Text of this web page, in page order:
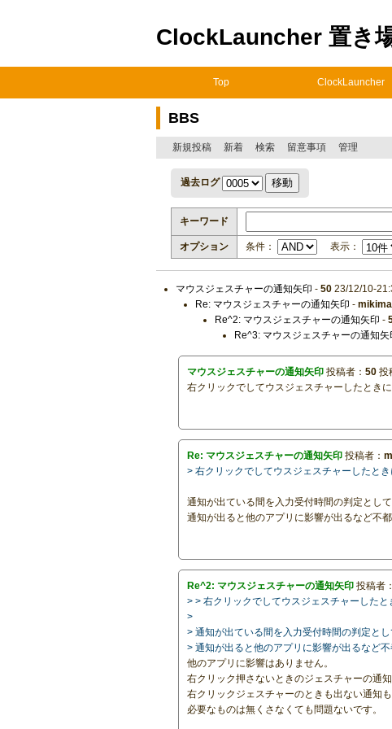
ClockLauncher 置き
Top ClockLauncher
BBS
新規投稿 新着 検索 留意事項 管理
過去ログ
キーワード
オプション 条件： 表示：
マウスジェスチャーの通知矢印 - 50 23/12/10-
Re: マウスジェスチャーの通知矢印 -
Re^2: マウスジェスチャーの通知矢印 -
Re^3: マウスジェスチャーの通知矢
マウスジェスチャーの通知矢印 投稿者：50 投
右クリックでしてウスジェスチャーしたとき
Re: マウスジェスチャーの通知矢印 投稿者：
> 右クリックでしてウスジェスチャーしたと
通知が出ている間を入力受付時間の判定とし
通知が出ると他のアプリに影響が出るなど不
Re^2: マウスジェスチャーの通知矢印 投稿者
> > 右クリックでしてウスジェスチャーした
>
> 通知が出ている間を入力受付時間の判定と
> 通知が出ると他のアプリに影響が出るなど
他のアプリに影響はありません。
右クリック押さないときのジェスチャーの通
右クリックジェスチャーのときも出ない通知
必要なものは無くさなくても問題ないです。